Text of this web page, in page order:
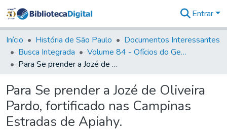
&
Coleções
Tudo na
Biblioteca
Estatísticas
Entrar
Início História de São Paulo
Documentos Interessantes
Busca Integrada
Volume 84 - Ofícios do General Martins Lopes de Saldanha (Governador da Capitania): 1782- 1786
Para Se prender a Jozé de Oliveira Pardo, fortificado nas Campinas Estradas de Apiahy.
Para Se prender a Jozé de Oliveira
Pardo, fortificado nas Campinas
Estradas de Apiahy.